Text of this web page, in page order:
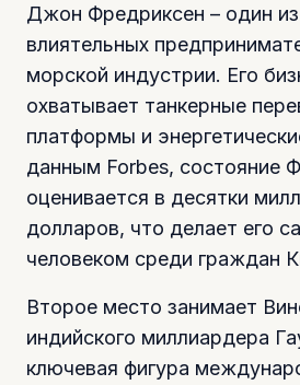
Джон Фредриксен – один
влиятельных
морской индустрии. Его
охватывает танкерные
платформы и
данным Forbes, состояние
оценивается в десятки
долларов, что делает его
человеком среди граждан
Второе место занимает
индийского миллиардера
ключевая фигура